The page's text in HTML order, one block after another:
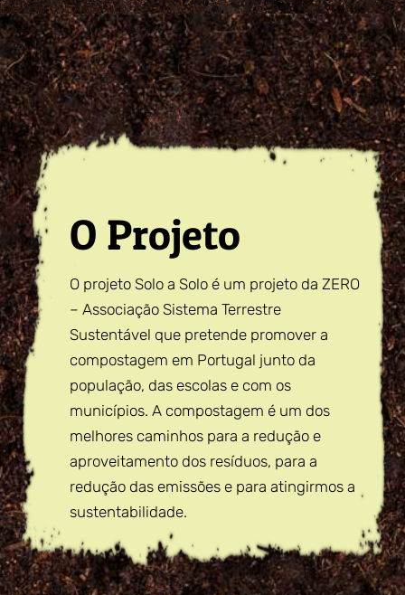
O Projeto
O projeto Solo a Solo é um projeto da ZERO
– Associação Sistema Terrestre
Sustentável que pretende promover a
compostagem em Portugal junto da
população, das escolas e com os
municípios. A compostagem é um dos
melhores caminhos para a redução e
aproveitamento dos resíduos, para a
redução das emissões e para atingirmos a
sustentabilidade.